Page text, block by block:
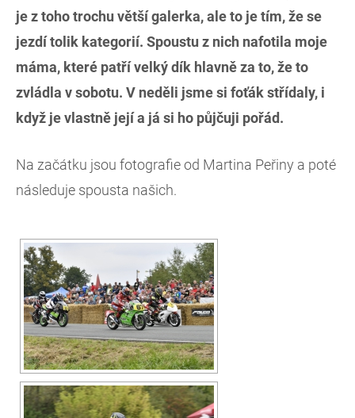
je z toho trochu větší galerka, ale to je tím, že se
jezdí tolik kategorií. Spoustu z nich nafotila moje
máma, které patří velký dík hlavně za to, že to
zvládla v sobotu. V neděli jsme si foťák střídaly, i
když je vlastně její a já si ho půjčuji pořád.
Na začátku jsou fotografie od Martina Peřiny a poté
následuje spousta našich.